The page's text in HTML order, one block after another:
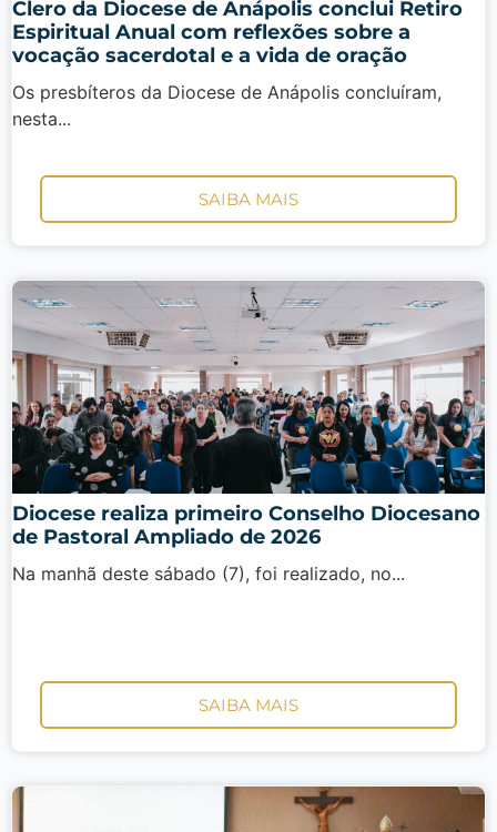
Clero da Diocese de Anápolis conclui Retiro
Espiritual Anual com reflexões sobre a
vocação sacerdotal e a vida de oração
Os presbíteros da Diocese de Anápolis concluíram,
nesta...
SAIBA MAIS
Diocese realiza primeiro Conselho Diocesano
de Pastoral Ampliado de 2026
Na manhã deste sábado (7), foi realizado, no...
SAIBA MAIS